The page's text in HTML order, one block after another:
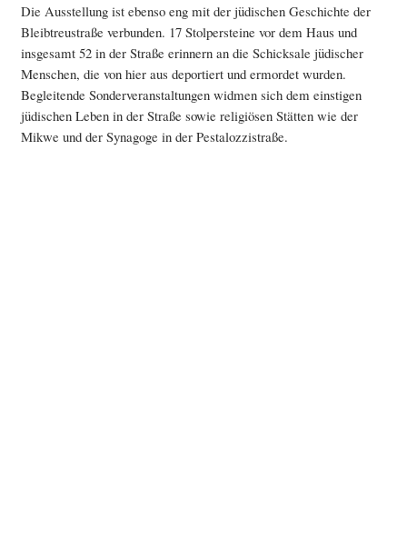
Die Ausstellung ist ebenso eng mit der jüdischen Geschichte der
Bleibtreustraße verbunden. 17 Stolpersteine vor dem Haus und
insgesamt 52 in der Straße erinnern an die Schicksale jüdischer
Menschen, die von hier aus deportiert und ermordet wurden.
Begleitende Sonderveranstaltungen widmen sich dem einstigen
jüdischen Leben in der Straße sowie religiösen Stätten wie der
Mikwe und der Synagoge in der Pestalozzistraße.